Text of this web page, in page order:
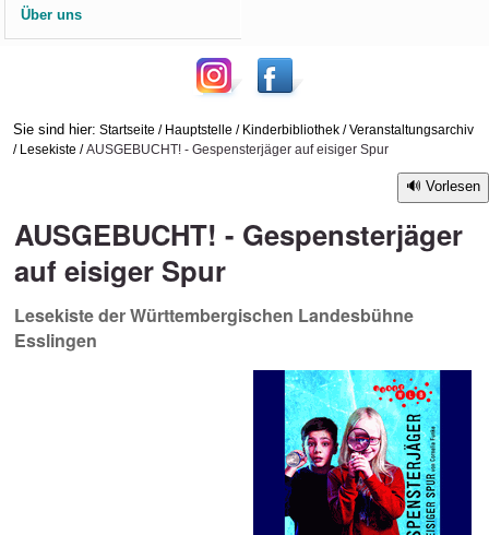
Über uns
Sie sind hier: Startseite / Hauptstelle / Kinderbibliothek /Veranstaltungsarchiv
/ Lesekiste /AUSGEBUCHT! - Gespensterjäger auf eisiger Spur
Vorlesen
AUSGEBUCHT! - Gespensterjäger
auf eisiger Spur
Lesekiste der Württembergischen Landesbühne
Esslingen